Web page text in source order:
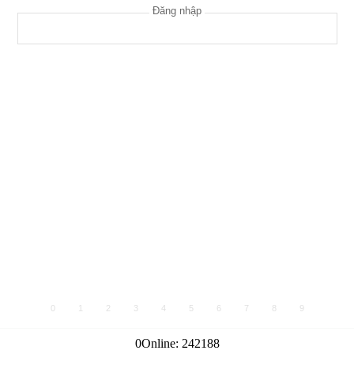
Đăng nhập
0 1 2 3 4 5 6 7 8 9
0Online: 242188